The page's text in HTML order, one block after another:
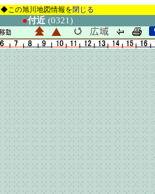
◆この旭川地図情報を閉じる
●付近(0321)